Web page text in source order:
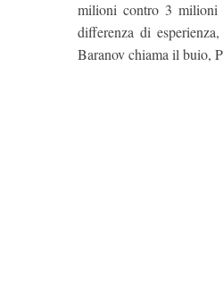
milioni contro 3 milioni
differenza di
Baranov chiama il buio,